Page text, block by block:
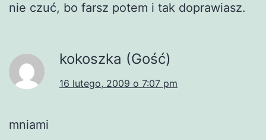
nie czuć, bo farsz potem i tak doprawiasz.
kokoszka (Gość)
16 lutego, 2009 o 7:07 pm
mniami